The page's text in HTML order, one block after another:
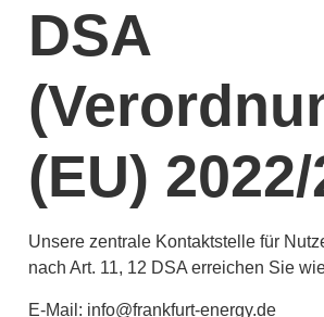
DSA
(EU)
Unsere zentrale Kontaktstelle für
nach Art. 11, 12 DSA erreichen Sie
E-Mail: info@frankfurt-energy.de